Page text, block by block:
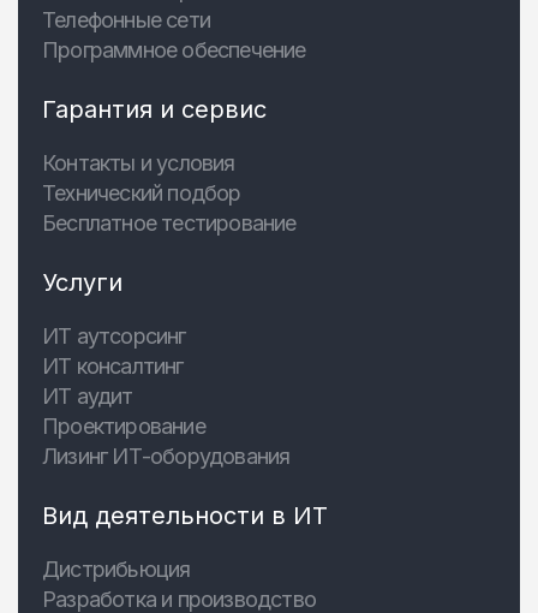
Телефонные сети
Программное обеспечение
Гарантия и сервис
Контакты и условия
Технический подбор
Бесплатное тестирование
Услуги
ИТ аутсорсинг
ИТ консалтинг
ИТ аудит
Проектирование
Лизинг ИТ-оборудования
Вид деятельности в ИТ
Дистрибьюция
Разработка и производство